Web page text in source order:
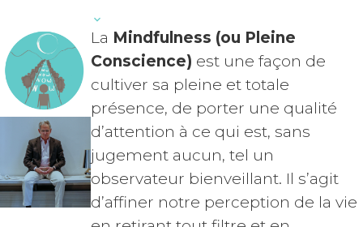
La Mindfulness (ou Pleine
Conscience) est une façon de
cultiver sa pleine et totale
présence, de porter une qualité
d’attention à ce qui est, sans
jugement aucun, tel un
observateur bienveillant. Il s’agit
d’affiner notre perception de la vie